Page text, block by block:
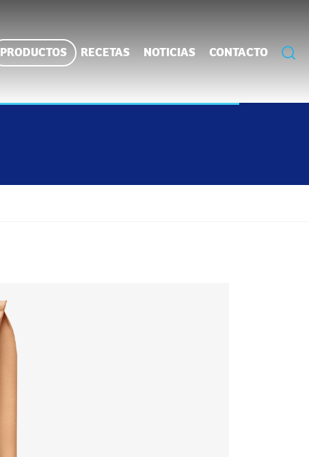
PRODUCTOS RECETAS NOTICIAS CONTACTO